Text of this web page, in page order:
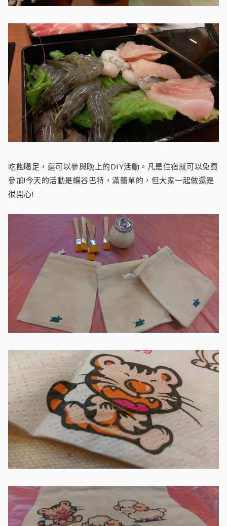
吃飽喝足，還可以參與晚上的DIY活動。凡是住宿就可以免費
參加!今天的活動是蝶谷巴特，滿簡單的，但大家一起做還是
很開心!